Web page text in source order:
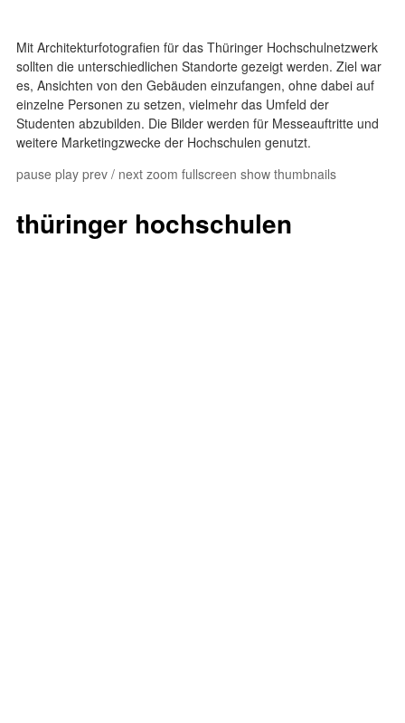
Mit Architekturfotografien für das Thüringer Hochschulnetzwerk
sollten die unterschiedlichen Standorte gezeigt werden. Ziel war
es, Ansichten von den Gebäuden einzufangen, ohne dabei auf
einzelne Personen zu setzen, vielmehr das Umfeld der
Studenten abzubilden. Die Bilder werden für Messeauftritte und
weitere Marketingzwecke der Hochschulen genutzt.
pause play prev / next zoom fullscreen show thumbnails
thüringer hochschulen